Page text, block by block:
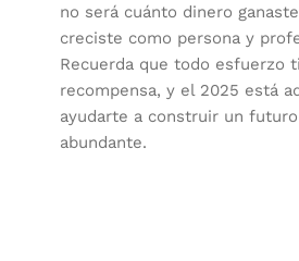
no será cuánto dinero
creciste como persona y
Recuerda que todo esfuerzo
recompensa, y el 2025 está
ayudarte a construir un
abundante.